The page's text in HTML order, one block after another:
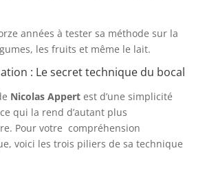
années à tester sa méthode sur la
les fruits et même le lait.
: Le secret technique du bocal
Nicolas Appertest d’une simplicité
qui la rend d’autant plus
Pour votre compréhension
voici les trois piliers de sa technique